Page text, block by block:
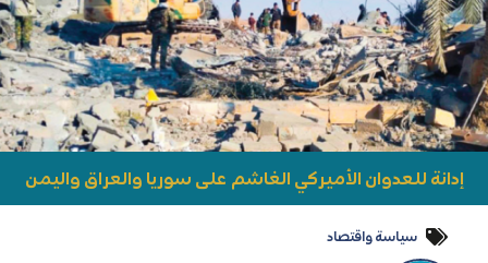
ى
ا
ل
م
ح
ت
ى
إدانة للعدوان الأميركي الغاشم على سوريا والعراق واليمن
سياسة واقتصاد